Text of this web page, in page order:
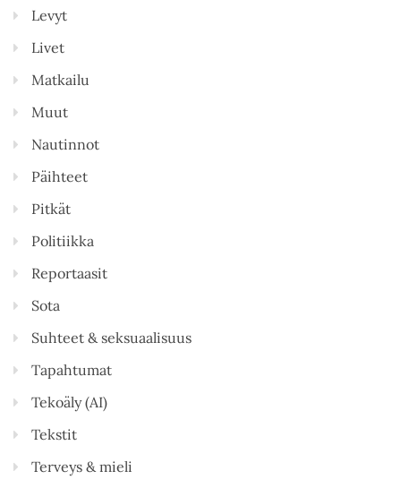
Levyt
Livet
Matkailu
Muut
Nautinnot
Päihteet
Pitkät
Politiikka
Reportaasit
Sota
Suhteet & seksuaalisuus
Tapahtumat
Tekoäly (AI)
Tekstit
Terveys & mieli